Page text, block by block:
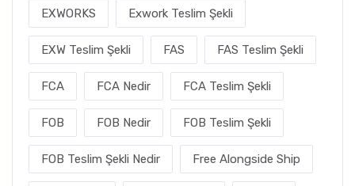
EXWORKS Exwork Teslim Şekli
EXW Teslim Şekli FAS FAS Teslim Şekli
FCA FCA Nedir FCA Teslim Şekli
FOB FOB Nedir FOB Teslim Şekli
FOB Teslim Şekli Nedir Free Alongside Ship